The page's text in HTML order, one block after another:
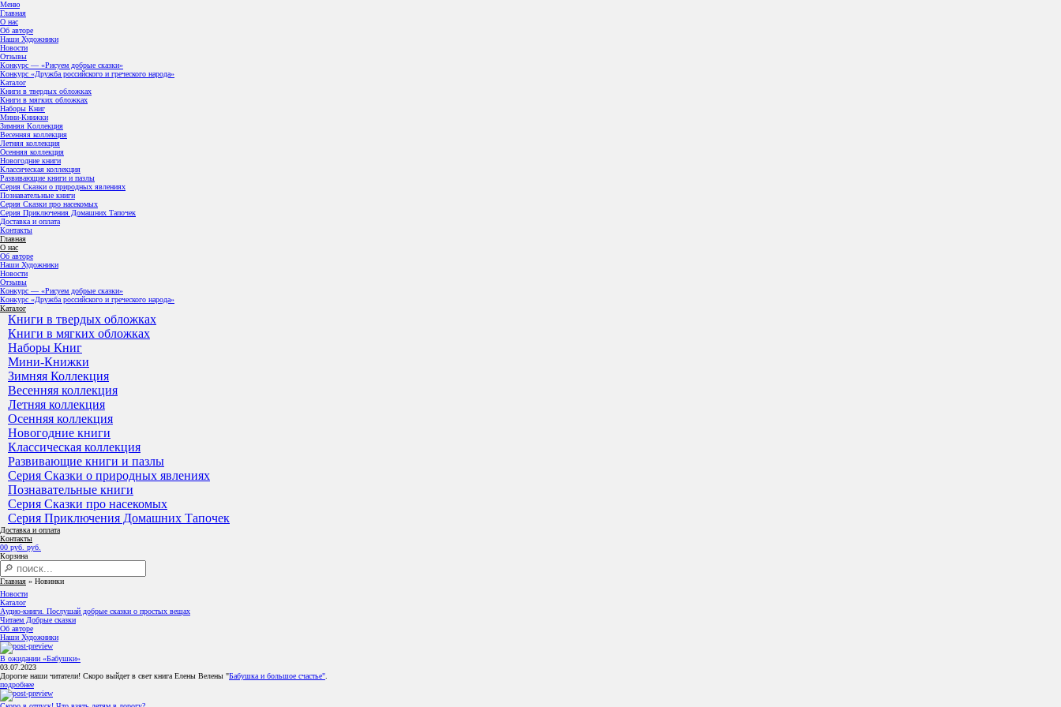
Меню
Главная
О нас
Об авторе
Наши Художники
Новости
Отзывы
Конкурс — «Рисуем добрые сказки»
Конкурс «Дружба российского и греческого народа»
Каталог
Книги в твердых обложках
Книги в мягких обложках
Наборы Книг
Мини-Книжки
Зимняя Коллекция
Весенняя коллекция
Летняя коллекция
Осенняя коллекция
Новогодние книги
Классическая коллекция
Развивающие книги и пазлы
Серия Сказки о природных явлениях
Познавательные книги
Серия Сказки про насекомых
Серия Приключения Домашних Тапочек
Доставка и оплата
Контакты
Главная
О нас
Об авторе
Наши Художники
Новости
Отзывы
Конкурс — «Рисуем добрые сказки»
Конкурс «Дружба российского и греческого народа»
Каталог
Книги в твердых обложках
Книги в мягких обложках
Наборы Книг
Мини-Книжки
Зимняя Коллекция
Весенняя коллекция
Летняя коллекция
Осенняя коллекция
Новогодние книги
Классическая коллекция
Развивающие книги и пазлы
Серия Сказки о природных явлениях
Познавательные книги
Серия Сказки про насекомых
Серия Приключения Домашних Тапочек
Доставка и оплата
Контакты
00 руб. руб.
Корзина
Главная » Новинки
Новости
Каталог
Аудио-книги. Послушай добрые сказки о простых вещах
Читаем Добрые сказки
Об авторе
Наши Художники
В ожидании «Бабушки»
03.07.2023
Дорогие наши читатели! Скоро выйдет в свет книга Елены Велены "Бабушка и большое счастье"
подробнее